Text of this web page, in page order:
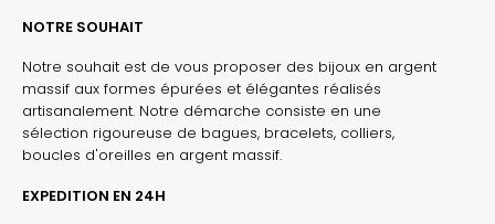
NOTRE SOUHAIT
Notre souhait est de vous proposer des bijoux en argent
massif aux formes épurées et élégantes réalisés
artisanalement. Notre démarche consiste en une
sélection rigoureuse de bagues, bracelets, colliers,
boucles d'oreilles en argent massif.
EXPEDITION EN 24H